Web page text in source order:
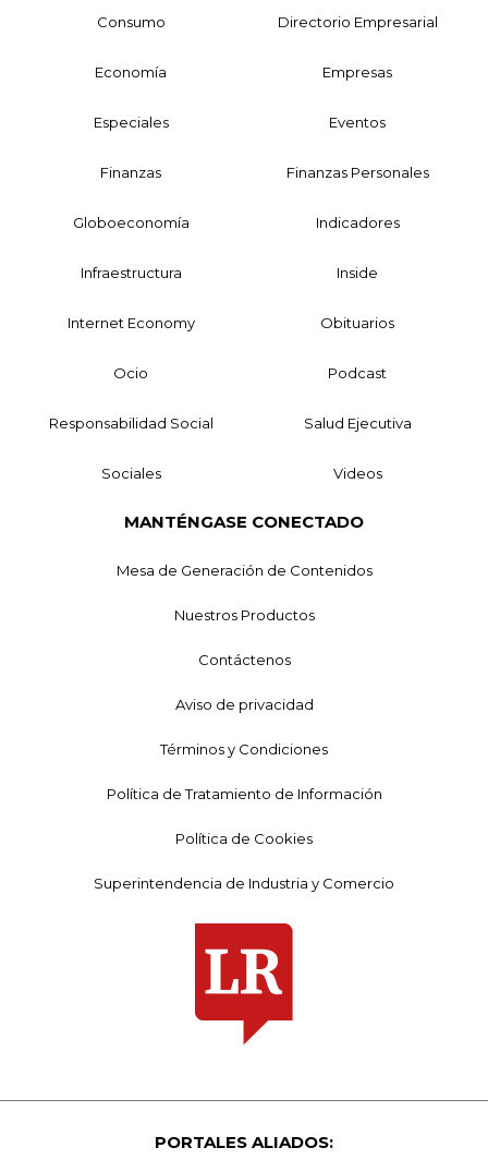
Consumo Directorio Empresarial
Economía Empresas
Especiales Eventos
Finanzas Finanzas Personales
Globoeconomía Indicadores
Infraestructura Inside
Internet Economy Obituarios
Ocio Podcast
Responsabilidad Social Salud Ejecutiva
Sociales Videos
MANTÉNGASE CONECTADO
Mesa de Generación de Contenidos
Nuestros Productos
Contáctenos
Aviso de privacidad
Términos y Condiciones
Política de Tratamiento de Información
Política de Cookies
Superintendencia de Industria y Comercio
PORTALES ALIADOS: